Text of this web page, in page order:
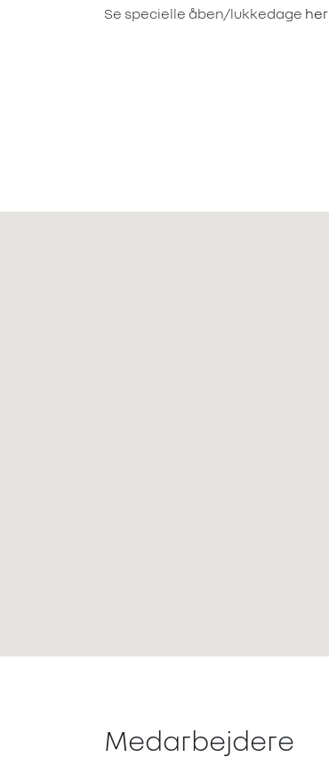
Se specielle åben/lukkedage her
Medarbejdere